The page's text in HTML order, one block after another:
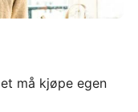
må kjøpe egen